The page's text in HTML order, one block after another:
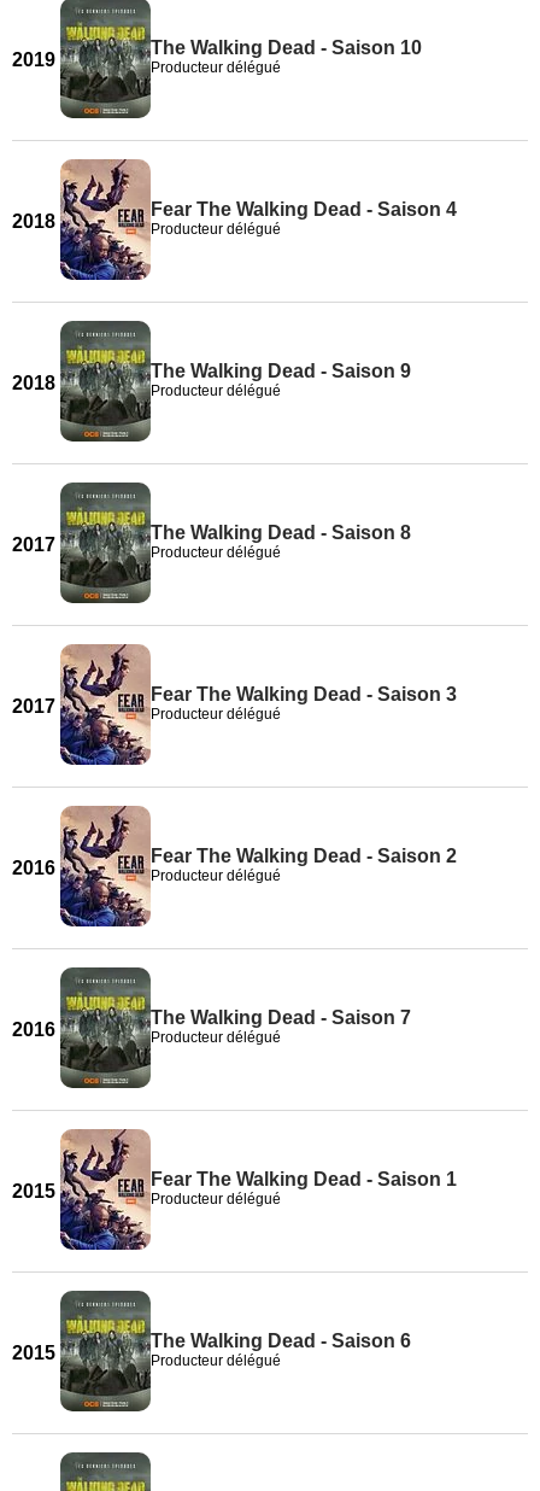
2019
The Walking Dead - Saison 10
Producteur délégué
2018
Fear The Walking Dead - Saison 4
Producteur délégué
2018
The Walking Dead - Saison 9
Producteur délégué
2017
The Walking Dead - Saison 8
Producteur délégué
2017
Fear The Walking Dead - Saison 3
Producteur délégué
2016
Fear The Walking Dead - Saison 2
Producteur délégué
2016
The Walking Dead - Saison 7
Producteur délégué
2015
Fear The Walking Dead - Saison 1
Producteur délégué
2015
The Walking Dead - Saison 6
Producteur délégué